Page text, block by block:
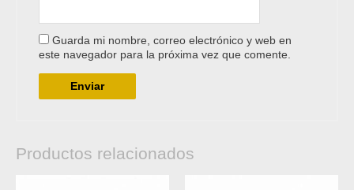
Guarda mi nombre, correo electrónico y web en
este navegador para la próxima vez que comente.
Productos relacionados